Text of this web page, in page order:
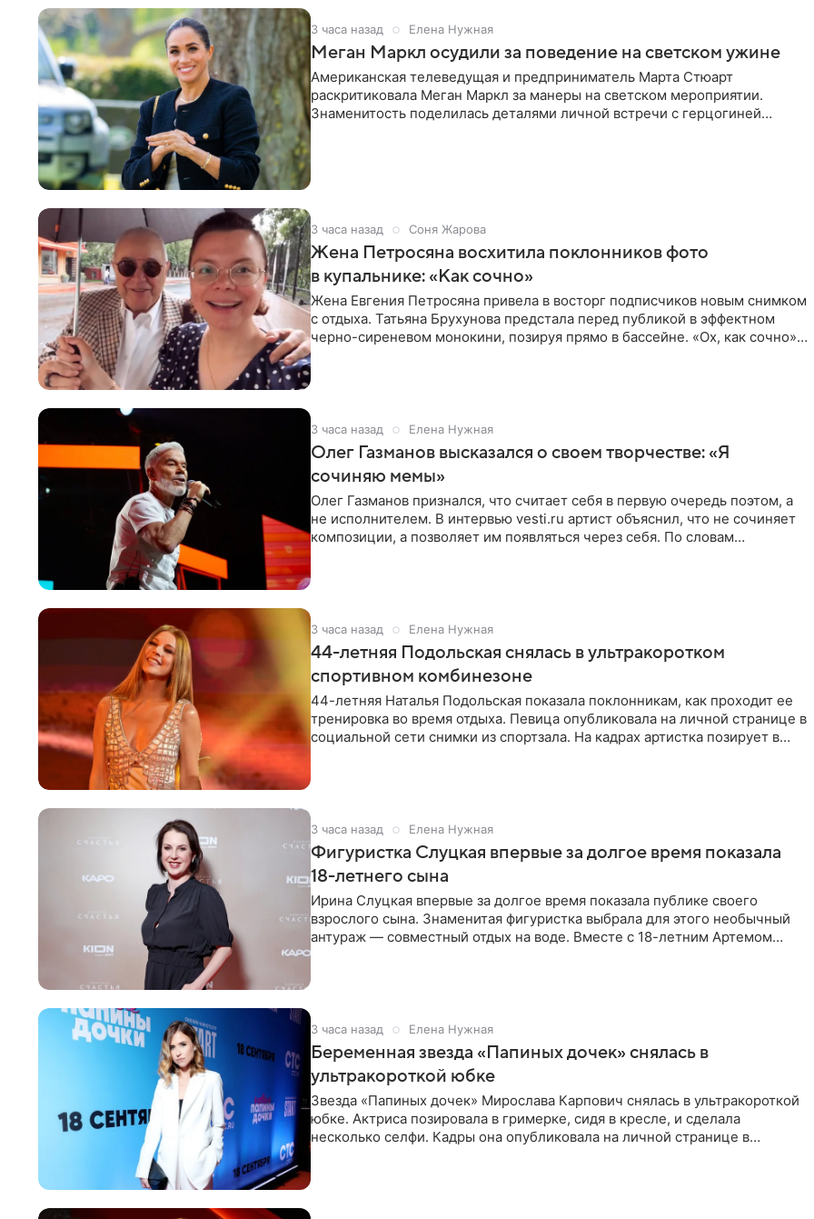
3 часа назад Елена Нужная
Меган Маркл осудили за поведение на светском ужине
Американская телеведущая и предприниматель Марта Стюарт
раскритиковала Меган Маркл за манеры на светском мероприятии.
Знаменитость поделилась деталями личной встречи с герцогиней
3 часа назад Соня Жарова
Жена Петросяна восхитила поклонников фото
в купальнике: «Как сочно»
Жена Евгения Петросяна привела в восторг подписчиков новым снимком
с отдыха. Татьяна Брухунова предстала перед публикой в эффектном
черно-сиреневом монокини, позируя прямо в бассейне. «Ох, как сочно»,
3 часа назад Елена Нужная
Олег Газманов высказался о своем творчестве: «Я
сочиняю мемы»
Олег Газманов признался, что считает себя в первую очередь поэтом, а
не исполнителем. В интервью vesti.ru артист объяснил, что не сочиняет
композиции, а позволяет им появляться через себя. По словам
3 часа назад Елена Нужная
44-летняя Подольская снялась в ультракоротком
спортивном комбинезоне
44-летняя Наталья Подольская показала поклонникам, как проходит ее
тренировка во время отдыха. Певица опубликовала на личной странице в
социальной сети снимки из спортзала. На кадрах артистка позирует в
3 часа назад Елена Нужная
Фигуристка Слуцкая впервые за долгое время показала
18-летнего сына
Ирина Слуцкая впервые за долгое время показала публике своего
взрослого сына. Знаменитая фигуристка выбрала для этого необычный
антураж — совместный отдых на воде. Вместе с 18-летним Артемом
3 часа назад Елена Нужная
Беременная звезда «Папиных дочек» снялась в
ультракороткой юбке
Звезда «Папиных дочек» Мирослава Карпович снялась в ультракороткой
юбке. Актриса позировала в гримерке, сидя в кресле, и сделала
несколько селфи. Кадры она опубликовала на личной странице в